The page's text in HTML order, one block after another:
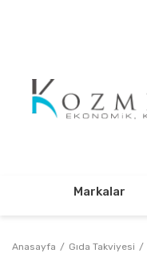
Markalar
Anasayfa Gıda Takviyesi